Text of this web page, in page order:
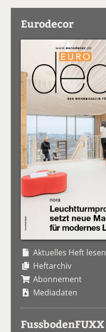
Eurodecor
Aktuelles Heft lesen
Heftarchiv
Abonnement
Mediadaten
FussbodenFUXX